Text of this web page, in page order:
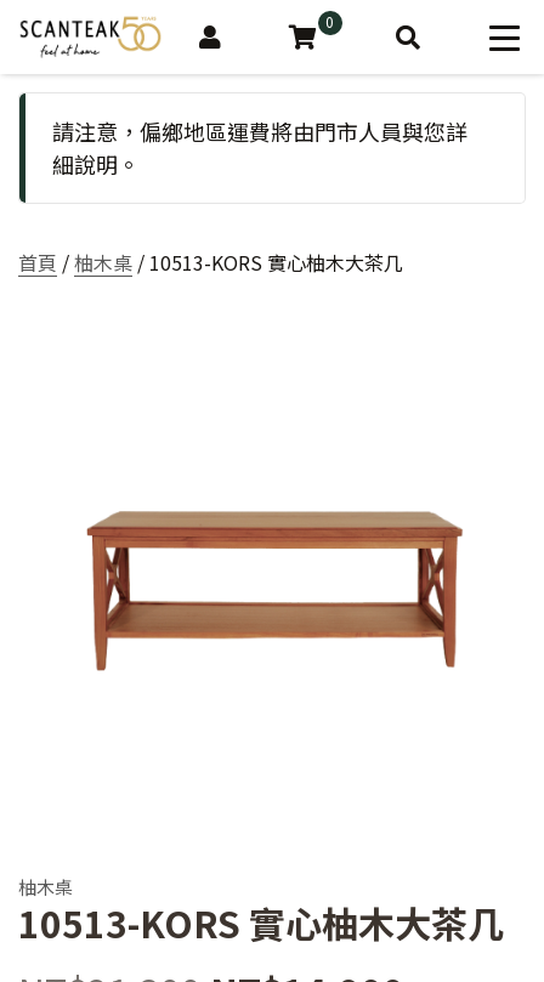
0
請注意，偏鄉地區運費將由門市人員與您詳
細說明。
首頁 /柚木桌 / 10513-KORS 實心柚木大茶几
柚木桌
10513-KORS 實心柚木大茶几